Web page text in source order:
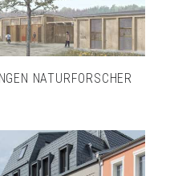
NATURFORSCHER